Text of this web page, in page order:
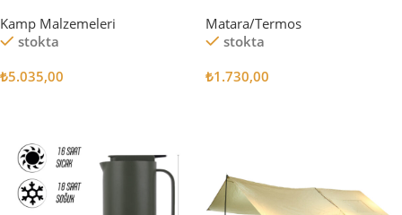
Kamp Malzemeleri
stokta
₺5.035,00
Matara/Termos
stokta
₺1.730,00